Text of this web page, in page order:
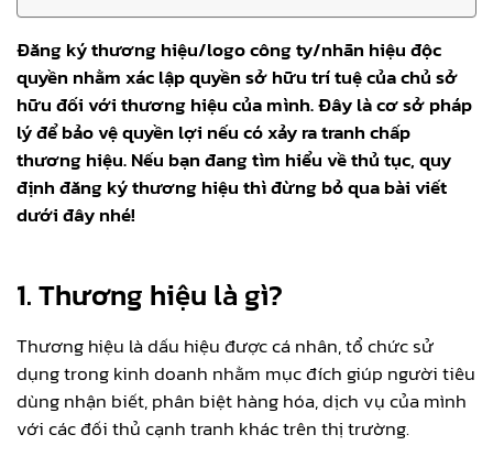
Đăng ký thương hiệu/logo công ty/nhãn hiệu độc
quyền nhằm xác lập quyền sở hữu trí tuệ của chủ sở
hữu đối với thương hiệu của mình. Đây là cơ sở pháp
lý để bảo vệ quyền lợi nếu có xảy ra tranh chấp
thương hiệu. Nếu bạn đang tìm hiểu về thủ tục, quy
định đăng ký thương hiệu thì đừng bỏ qua bài viết
dưới đây nhé!
1. Thương hiệu là gì?
Thương hiệu là dấu hiệu được cá nhân, tổ chức sử
dụng trong kinh doanh nhằm mục đích giúp người tiêu
dùng nhận biết, phân biệt hàng hóa, dịch vụ của mình
với các đối thủ cạnh tranh khác trên thị trường.